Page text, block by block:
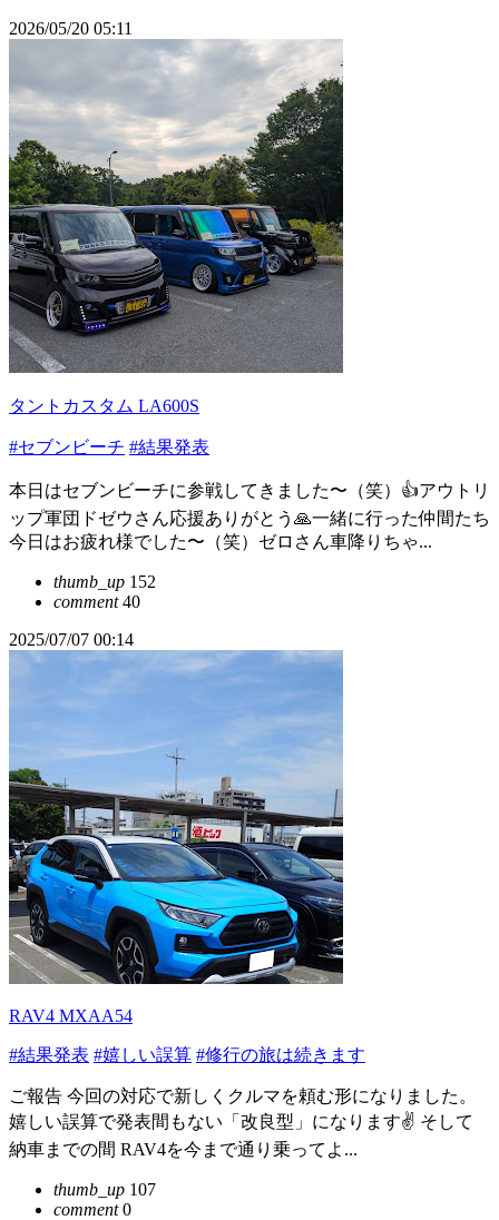
2026/05/20 05:11
タントカスタム LA600S
#セブンビーチ #結果発表
本日はセブンビーチに参戦してきました〜（笑）👍アウトリ
ップ軍団ドゼウさん応援ありがとう🙏一緒に行った仲間たち
今日はお疲れ様でした〜（笑）ゼロさん車降りちゃ...
thumb_up 152
comment40
2025/07/07 00:14
RAV4 MXAA54
#結果発表 #嬉しい誤算 #修行の旅は続きます
ご報告 今回の対応で新しくクルマを頼む形になりました。
嬉しい誤算で発表間もない「改良型」になります✌️ そして
納車までの間 RAV4を今まで通り乗ってよ...
thumb_up 107
comment0